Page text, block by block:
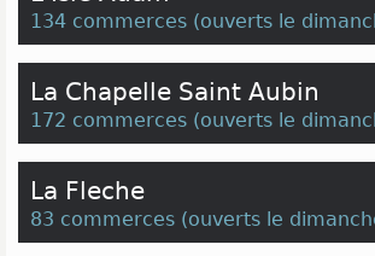
134 commerces (ouverts le
La Chapelle Saint Aubin
172 commerces (ouverts le
La Fleche
83 commerces (ouverts le